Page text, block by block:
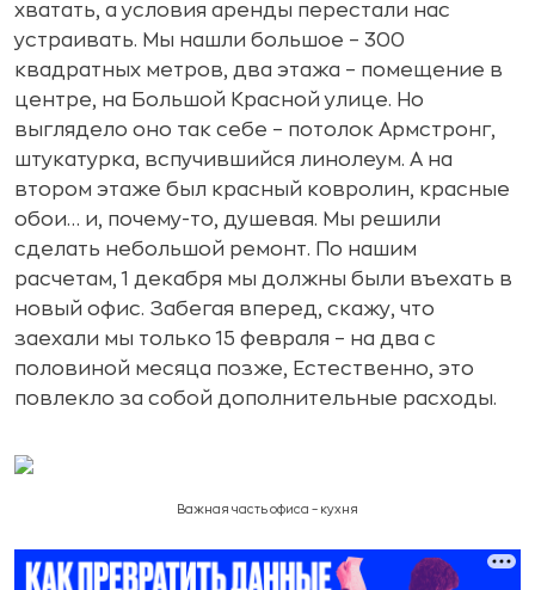
хватать, а условия аренды перестали нас
устраивать. Мы нашли большое – 300
квадратных метров, два этажа – помещение в
центре, на Большой Красной улице. Но
выглядело оно так себе – потолок Армстронг,
штукатурка, вспучившийся линолеум. А на
втором этаже был красный ковролин, красные
обои… и, почему-то, душевая. Мы решили
сделать небольшой ремонт. По нашим
расчетам, 1 декабря мы должны были въехать в
новый офис. Забегая вперед, скажу, что
заехали мы только 15 февраля – на два с
половиной месяца позже, Естественно, это
повлекло за собой дополнительные расходы.
Важная часть офиса – кухня